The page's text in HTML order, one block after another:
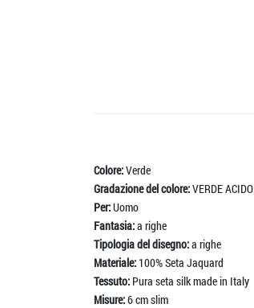
Colore:Verde
Gradazione del colore:VERDE ACIDO
Per:Uomo
Fantasia:a righe
Tipologia del disegno:a righe
Materiale: 100% Seta Jaquard
Tessuto: Pura seta silk made in Italy
Misure:6 cm slim